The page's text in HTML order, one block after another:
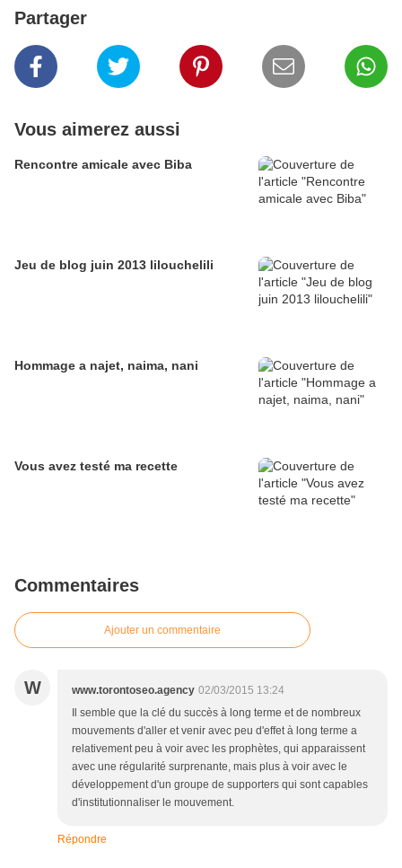
Partager
Vous aimerez aussi
Rencontre amicale avec Biba
Jeu de blog juin 2013 lilouchelili
Hommage a najet, naima, nani
Vous avez testé ma recette
Commentaires
Ajouter un commentaire
W www.torontoseo.agency 02/03/2015 13:24
Il semble que la clé du succès à long terme et de nombreux
mouvements d'aller et venir avec peu d'effet à long terme a
relativement peu à voir avec les prophètes, qui apparaissent
avec une régularité surprenante, mais plus à voir avec le
développement d'un groupe de supporters qui sont capables
d'institutionnaliser le mouvement.
Répondre